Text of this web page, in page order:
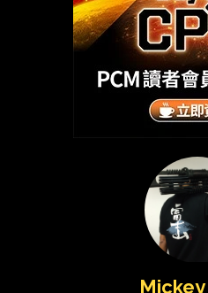
Mickey